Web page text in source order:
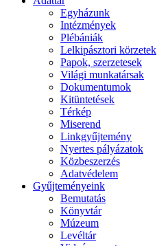
Egyházunk
Intézmények
Plébániák
Lelkipásztori körzetek
Papok, szerzetesek
Világi munkatársak
Dokumentumok
Kitüntetések
Térkép
Miserend
Linkgyűjtemény
Nyertes pályázatok
Közbeszerzés
Adatvédelem
Gyűjteményeink
Bemutatás
Könyvtár
Múzeum
Levéltár